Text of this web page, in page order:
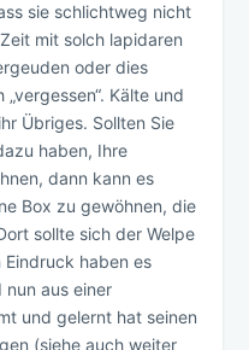
sie schlichtweg nicht
mit solch lapidaren
oder dies
Kälte und
Übriges. Sollten Sie
haben, Ihre
dann kann es
Box zu gewöhnen, die
sollte sich der Welpe
haben es
nun aus einer
und gelernt hat seinen
(siehe auch weiter